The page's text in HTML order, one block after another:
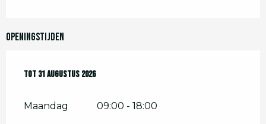
Openingstijden
Vanaf20 juni 2026tot31 augustus 2026
Tot 31 augustus 2026
Maandag 09:00 - 18:00